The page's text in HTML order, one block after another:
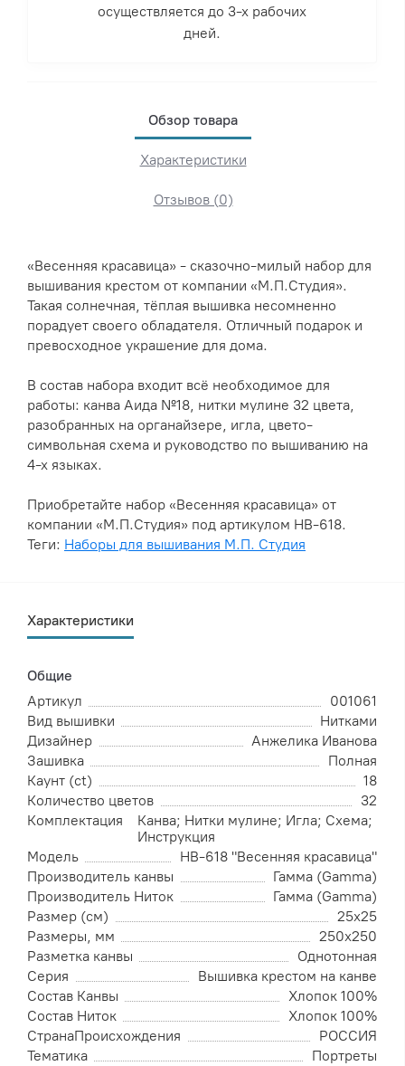
осуществляется до 3-х рабочих
дней.
Обзор товара
Характеристики
Отзывов (0)
«Весенняя красавица» - сказочно-милый набор для
вышивания крестом от компании «М.П.Студия».
Такая солнечная, тёплая вышивка несомненно
порадует своего обладателя. Отличный подарок и
превосходное украшение для дома.
В состав набора входит всё необходимое для
работы: канва Аида №18, нитки мулине 32 цвета,
разобранных на органайзере, игла, цвето-
символьная схема и руководство по вышиванию на
4-х языках.
Приобретайте набор «Весенняя красавица» от
компании «М.П.Студия» под артикулом НВ-618.
Теги: Наборы для вышивания М.П. Студия
Характеристики
Общие
Артикул
001061
Вид вышивки
Нитками
Дизайнер
Анжелика Иванова
Зашивка
Полная
Каунт (ct)
18
Количество цветов
32
Комплектация
Канва; Нитки мулине; Игла; Схема;
Инструкция
Модель
НВ-618 "Весенняя красавица"
Производитель канвы
Гамма (Gamma)
Производитель Ниток
Гамма (Gamma)
Размер (см)
25х25
Размеры, мм
250х250
Разметка канвы
Однотонная
Серия
Вышивка крестом на канве
Состав Канвы
Хлопок 100%
Состав Ниток
Хлопок 100%
СтранаПроисхождения
РОССИЯ
Тематика
Портреты